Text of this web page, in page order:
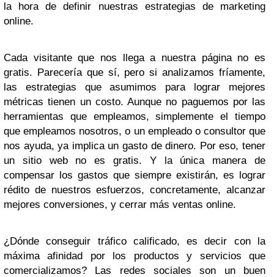
la hora de definir nuestras estrategias de marketing
online.
Cada visitante que nos llega a nuestra página no es
gratis. Parecería que sí, pero si analizamos fríamente,
las estrategias que asumimos para lograr mejores
métricas tienen un costo. Aunque no paguemos por las
herramientas que empleamos, simplemente el tiempo
que empleamos nosotros, o un empleado o consultor que
nos ayuda, ya implica un gasto de dinero. Por eso, tener
un sitio web no es gratis. Y la única manera de
compensar los gastos que siempre existirán, es lograr
rédito de nuestros esfuerzos, concretamente, alcanzar
mejores conversiones, y cerrar más ventas online.
¿Dónde conseguir tráfico calificado, es decir con la
máxima afinidad por los productos y servicios que
comercializamos? Las redes sociales son un buen